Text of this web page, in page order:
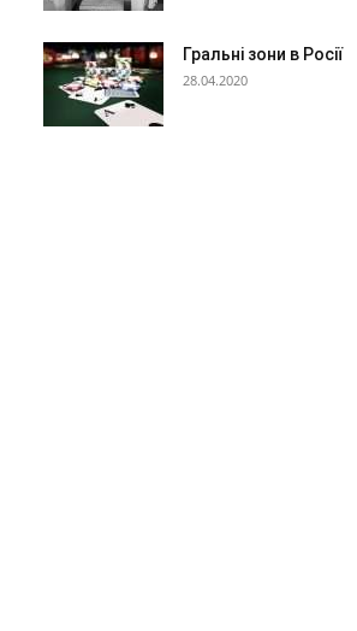
Гральні зони в Росії
28.04.2020